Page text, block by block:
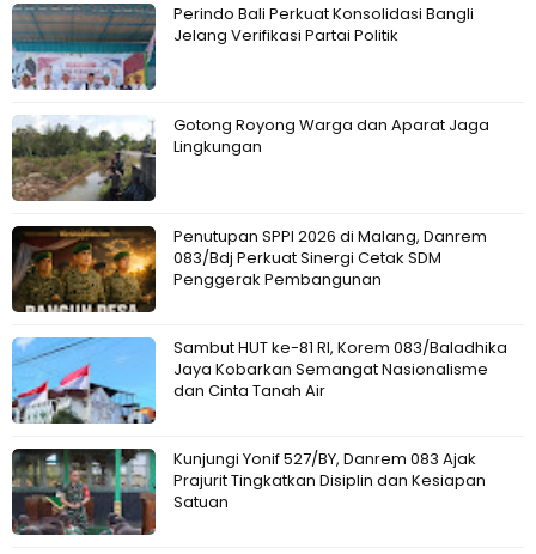
Perindo Bali Perkuat Konsolidasi Bangli
Jelang Verifikasi Partai Politik
Gotong Royong Warga dan Aparat Jaga
Lingkungan
Penutupan SPPI 2026 di Malang, Danrem
083/Bdj Perkuat Sinergi Cetak SDM
Penggerak Pembangunan
Sambut HUT ke-81 RI, Korem 083/Baladhika
Jaya Kobarkan Semangat Nasionalisme
dan Cinta Tanah Air
Kunjungi Yonif 527/BY, Danrem 083 Ajak
Prajurit Tingkatkan Disiplin dan Kesiapan
Satuan